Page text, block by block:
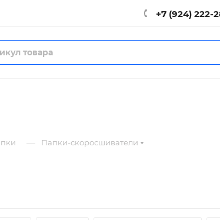
+7 (924) 222-
— Папки-скоросшиватели